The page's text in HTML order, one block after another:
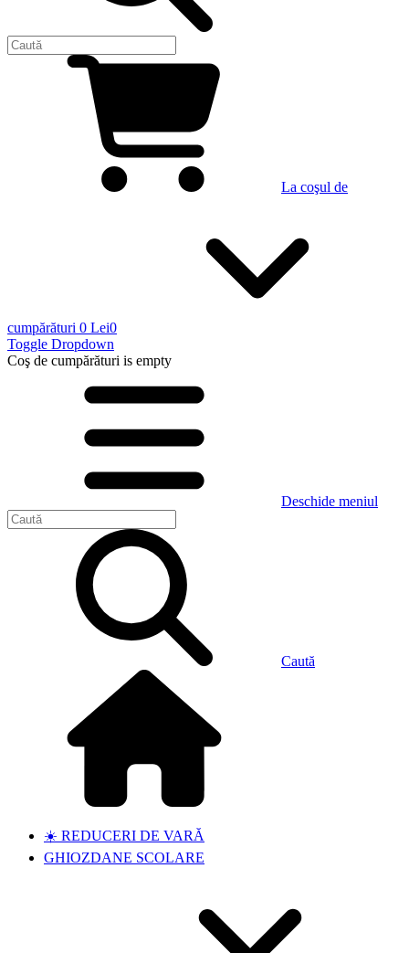
La coşul de
cumpărături 0 Lei0
Toggle Dropdown
Coş de cumpărături is empty
Deschide meniul
Caută
☀️ REDUCERI DE VARĂ
GHIOZDANE SCOLARE